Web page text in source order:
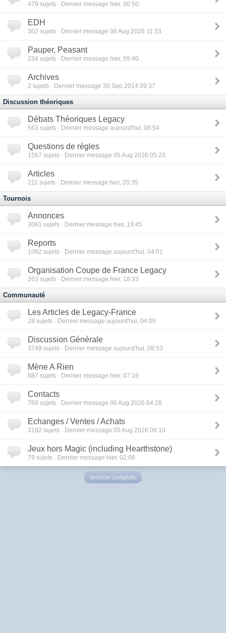
479 sujets · Dernier message hier, 00:50
EDH
302 sujets · Dernier message 06 Aug 2026 11:33
Pauper, Peasant
234 sujets · Dernier message hier, 09:40
Archives
2 sujets · Dernier message 30 Sep 2014 09:37
Discussion théoriques
Débats Théoriques Legacy
563 sujets · Dernier message aujourd'hui, 08:54
Questions de règles
1567 sujets · Dernier message 05 Aug 2026 05:23
Articles
211 sujets · Dernier message hier, 20:35
Tournois
Annonces
3061 sujets · Dernier message hier, 19:45
Reports
1092 sujets · Dernier message aujourd'hui, 04:01
Organisation Coupe de France Legacy
263 sujets · Dernier message hier, 18:33
Communauté
Les Articles de Legacy-France
28 sujets · Dernier message aujourd'hui, 04:05
Discussion Générale
3749 sujets · Dernier message aujourd'hui, 08:53
Mène A Rien
887 sujets · Dernier message hier, 07:16
Contacts
769 sujets · Dernier message 06 Aug 2026 04:28
Echanges / Ventes / Achats
3192 sujets · Dernier message 05 Aug 2026 06:10
Jeux hors Magic (including Hearthstone)
79 sujets · Dernier message hier, 02:08
Version complète